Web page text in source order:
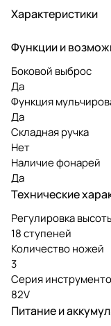
Характеристики
Функции и
Боковой выброс
Да
Функция
Да
Складная ручка
Нет
Наличие фонарей
Да
Технические
Регулировка
18 ступеней
Количество ножей
3
Серия
82V
Питание и